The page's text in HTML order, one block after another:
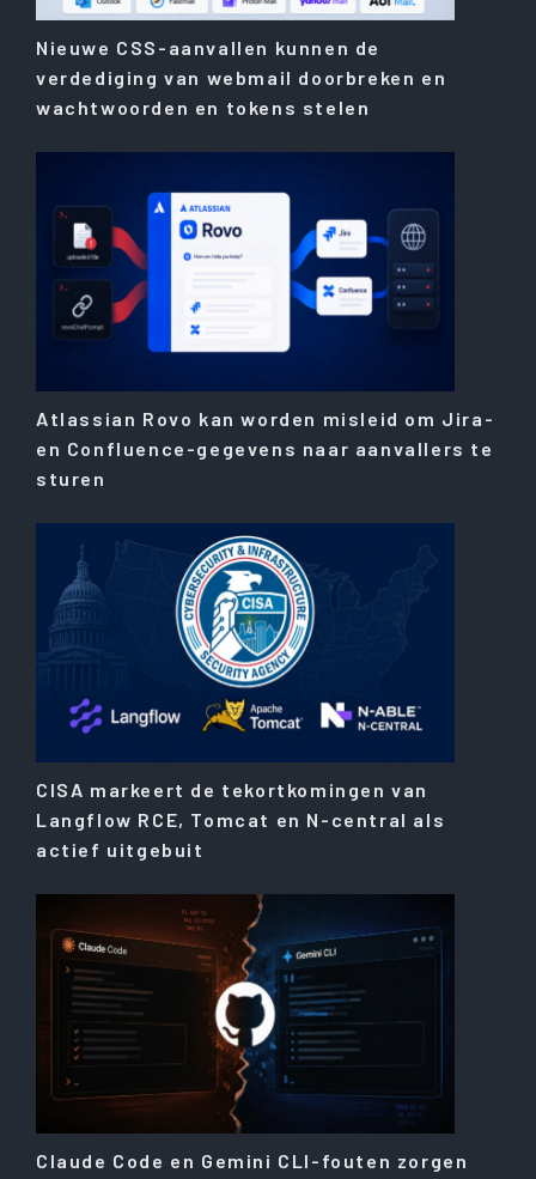
Nieuwe CSS-aanvallen kunnen de
verdediging van webmail doorbreken en
wachtwoorden en tokens stelen
Atlassian Rovo kan worden misleid om Jira-
en Confluence-gegevens naar aanvallers te
sturen
CISA markeert de tekortkomingen van
Langflow RCE, Tomcat en N-central als
actief uitgebuit
Claude Code en Gemini CLI-fouten zorgen